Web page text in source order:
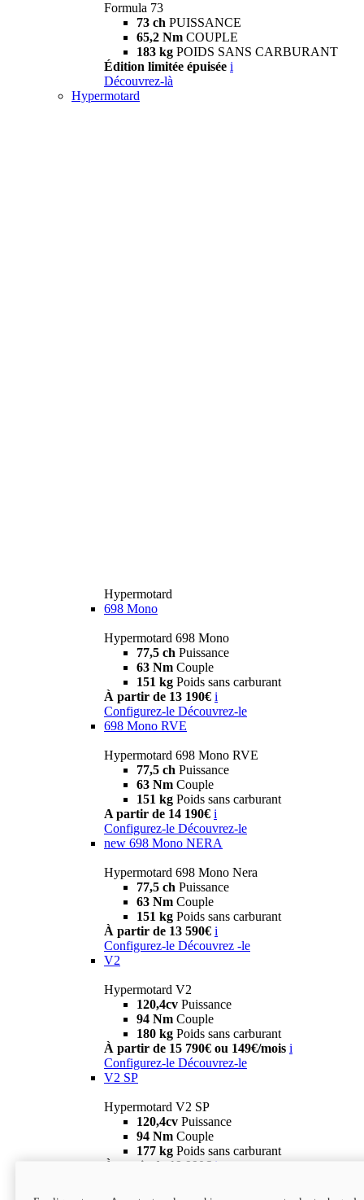
Formula 73
73 ch PUISSANCE
65,2 Nm COUPLE
183 kg POIDS SANS CARBURANT
Édition limitée épuisée i
Découvrez-là
Hypermotard
Hypermotard
698 Mono
Hypermotard 698 Mono
77,5 ch Puissance
63 Nm Couple
151 kg Poids sans carburant
À partir de 13 190€ i
Configurez-le Découvrez-le
698 Mono RVE
Hypermotard 698 Mono RVE
77,5 ch Puissance
63 Nm Couple
151 kg Poids sans carburant
A partir de 14 190€ i
Configurez-le Découvrez-le
new 698 Mono NERA
Hypermotard 698 Mono Nera
77,5 ch Puissance
63 Nm Couple
151 kg Poids sans carburant
À partir de 13 590€ i
Configurez-le Découvrez -le
V2
Hypermotard V2
120,4cv Puissance
94 Nm Couple
180 kg Poids sans carburant
À partir de 15 790€ ou 149€/mois i
Configurez-le Découvrez-le
V2 SP
Hypermotard V2 SP
120,4cv Puissance
94 Nm Couple
177 kg Poids sans carburant
À partir de 19 990€ i
new
V2 SP 100